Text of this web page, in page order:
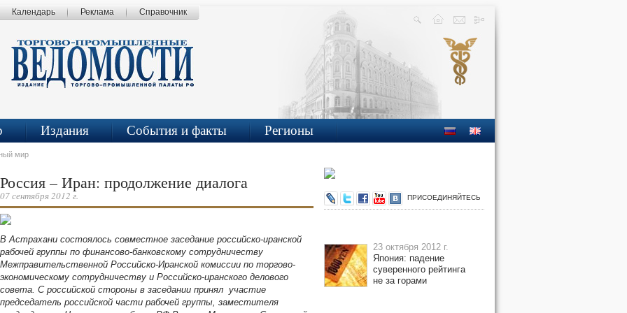
Календарь Реклама Справочник
Издания События и факты Регионы
мир
Россия – Иран: продолжение диалога
07 сентября 2012 г.
В Астрахани состоялось совместное заседание российско-иранской
рабочей группы по финансово-банковскому сотрудничеству
Межправительственной Российско-Иранской комиссии по торгово-
экономическому сотрудничеству и Российско-иранского делового
совета. С российской стороны в заседании принял участие
председатель российской части рабочей группы, заместителя
ПРИСОЕДИНЯЙТЕСЬ
23 октября 2012 г.
Япония: падение
суверенного рейтинга
не за горами